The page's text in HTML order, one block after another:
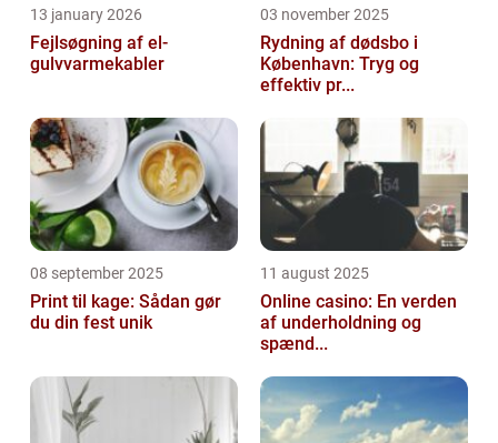
13 january 2026
Fejlsøgning af el-
gulvvarmekabler
03 november 2025
Rydning af dødsbo i
København: Tryg og
effektiv pr...
08 september 2025
Print til kage: Sådan gør
du din fest unik
11 august 2025
Online casino: En verden
af underholdning og
spænd...